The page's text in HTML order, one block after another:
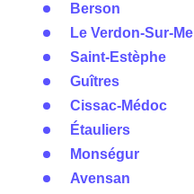
Berson
Le Verdon-Sur-
Saint-Estèphe
Guîtres
Cissac-Médoc
Étauliers
Monségur
Avensan